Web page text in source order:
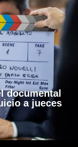
documental
a jueces